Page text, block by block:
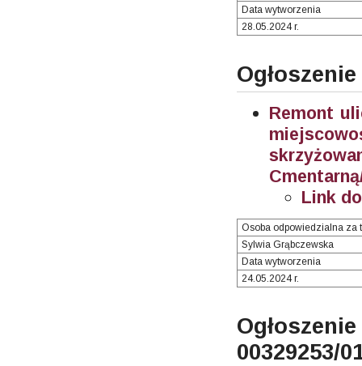
Data wytworzenia
28.05.2024 r.
Remont
Link
Osoba odpowiedzialna za
Sylwia Grąbczewska
Data wytworzenia
24.05.2024 r.
00329253/